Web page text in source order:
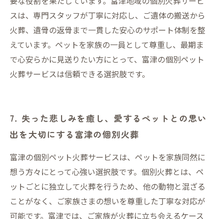
スは、専門スタッフが丁寧に対応し、ご遺体の搬送から
火葬、遺骨の返骨まで一貫した安心のサポート体制を整
えています。ペットを家族の一員として尊重し、最期ま
で心安らかに見送りたい方にとって、富津の個別ペット
火葬サービスは信頼できる選択肢です。
7. 失った悲しみを癒し、愛するペットとの思い
出を大切にする富津の個別火葬
富津の個別ペット火葬サービスは、ペットを家族同然に
想う方々にとって心強い選択肢です。個別火葬とは、ペ
ットごとに独立して火葬を行うため、他の動物と混ざる
ことがなく、ご家族さまの想いを尊重した丁寧な対応が
可能です。富津では、ご家族が火葬に立ち会えるケース